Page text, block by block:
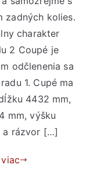
zadných kolies.
charakter
2 Coupé je
odčlenenia sa
1. Cupé ma
4432 mm,
a rázvor […]